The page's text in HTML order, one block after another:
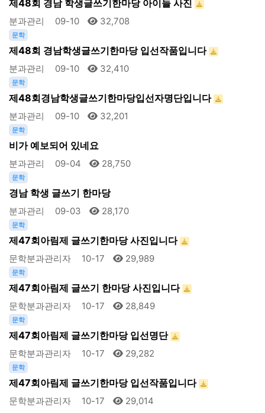
제48회 경남 학생글쓰기한마당 아이들 사진
분과관리 09-10 32,708
문학
제48회 경남학생글쓰기한마당 입선작품입니다
분과관리 09-10 32,410
문학
제48회경남학생글쓰기한마당입선자명단입니다
분과관리 09-10 32,201
문학
비가 예보되어 있네요
분과관리 09-04 28,750
문학
경남 학생 글쓰기 한마당
분과관리 09-03 28,170
문학
제47회아림제 글쓰기한마당 사진입니다
문학분과관리자 10-17 29,989
문학
제47회아림제 글쓰기 한마당 사진입니다
문학분과관리자 10-17 28,849
문학
제47회아림제 글쓰기한마당 입선명단
문학분과관리자 10-17 29,282
문학
제47회아림제 글쓰기한마당 입선작품입니다
문학분과관리자 10-17 29,014